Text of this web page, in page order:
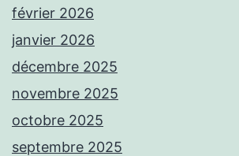
février 2026
janvier 2026
décembre 2025
novembre 2025
octobre 2025
septembre 2025